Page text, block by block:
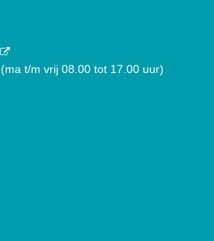
(ma t/m vrij 08.00 tot 17.00 uur)